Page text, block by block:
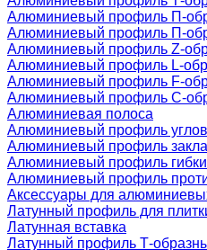
Алюминиевый профиль П-
Алюминиевый профиль П-
Алюминиевый профиль Z-
Алюминиевый профиль L-
Алюминиевый профиль F-
Алюминиевый профиль C-
Алюминиевая полоса
Алюминиевый профиль
Алюминиевый профиль
Алюминиевый профиль
Алюминиевый профиль
Аксессуары для
Латунный профиль для
Латунная вставка
Латунный профиль Т-